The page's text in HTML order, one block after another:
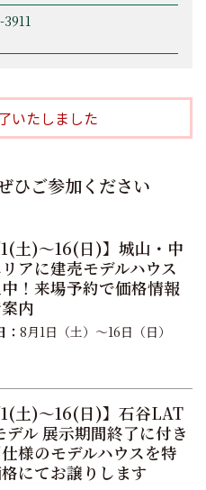
いたしました
ひご参加ください
1(土)〜16(日)】城山・中
アに建売モデルハウス
！来場予約で価格情報
内
： 8月1日（土）〜16日（日）
1(土)〜16(日)】石谷LAT
デル 展示期間終了に付き
様のモデルハウスを特
にてお譲りします